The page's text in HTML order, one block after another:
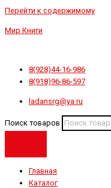
Перейти к содержимому
Мир Книги
8(928)44-16-986
8(918)96-86-597
ladansrg@ya.ru
Поиск товаров
Главная
Каталог